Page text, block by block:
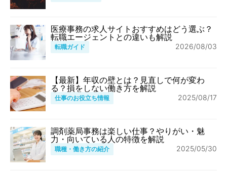
医療事務の求人サイトおすすめはどう選ぶ？
転職エージェントとの違いも解説
転職ガイド 2026/08/03
【最新】年収の壁とは？見直しで何が変わ
る？損をしない働き方を解説
仕事のお役立ち情報 2025/08/17
調剤薬局事務は楽しい仕事？やりがい・魅
力・向いている人の特徴を解説
職種・働き方の紹介 2025/05/30